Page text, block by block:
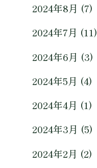
2024年8月 (7)
2024年7月 (11)
2024年6月 (3)
2024年5月 (4)
2024年4月 (1)
2024年3月 (5)
2024年2月 (2)